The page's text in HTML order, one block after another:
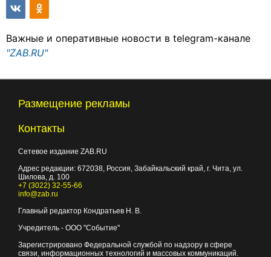
Важные и оперативные новости в telegram-канале
"ZAB.RU"
Размещение рекламы
Контакты
Сетевое издание ZAB.RU
Адрес редакции: 672038, Россия, Забайкальский край, г. Чита, ул.
Шилова, д. 100
+7 (3022) 32-55-66
info@zab.ru
Главный редактор Кондратьев Н. В.
Учредитель - ООО "Событие"
Зарегистрировано Федеральной службой по надзору в сфере
связи, информационных технологий и массовых коммуникаций.